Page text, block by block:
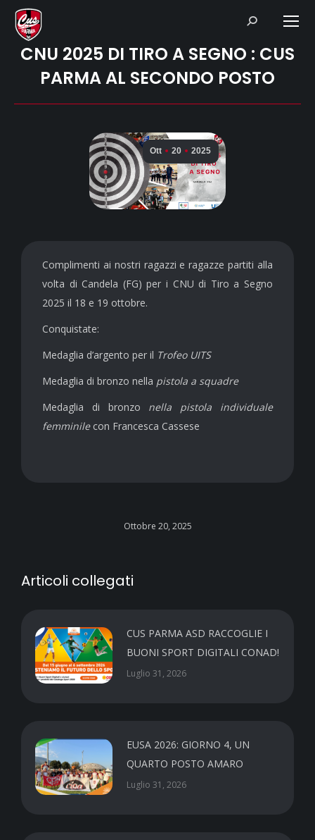
Search:
CNU 2025 DI TIRO A SEGNO : CUS
PARMA AL SECONDO POSTO
Ott 20 2025
Complimenti ai nostri ragazzi e ragazze partiti alla
volta di Candela (FG) per i CNU di Tiro a Segno
2025 il 18 e 19 ottobre.
Conquistate:
Medaglia d’argento per il Trofeo UITS
Medaglia di bronzo nella pistola a squadre
Medaglia di bronzo nella pistola individuale
femminilecon Francesca Cassese
Ottobre 20, 2025
Articoli collegati
CUS PARMA ASD RACCOGLIE I
BUONI SPORT DIGITALI CONAD!
Luglio 31, 2026
EUSA 2026: GIORNO 4, UN
QUARTO POSTO AMARO
Luglio 31, 2026